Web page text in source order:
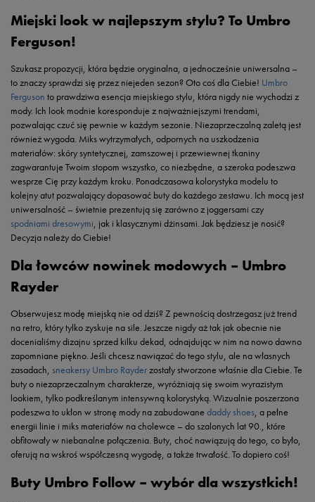
Miejski look w najlepszym stylu? To Umbro
Ferguson!
Szukasz propozycji, która będzie oryginalna, a jednocześnie uniwersalna –
to znaczy sprawdzi się przez niejeden sezon? Oto coś dla Ciebie! Umbro
Ferguson to prawdziwa esencja miejskiego stylu, która nigdy nie wychodzi z
mody. Ich look modnie koresponduje z najważniejszymi trendami,
pozwalając czuć się pewnie w każdym sezonie. Niezaprzeczalną zaletą jest
również wygoda. Miks wytrzymałych, odpornych na uszkodzenia
materiałów: skóry syntetycznej, zamszowej i przewiewnej tkaniny
zagwarantuje Twoim stopom wszystko, co niezbędne, a szeroka podeszwa
wesprze Cię przy każdym kroku. Ponadczasowa kolorystyka modelu to
kolejny atut pozwalający dopasować buty do każdego zestawu. Ich mocą jest
uniwersalność – świetnie prezentują się zarówno z joggersami czy
spodniami dresowymi, jak i klasycznymi dżinsami. Jak będziesz je nosić?
Decyzja należy do Ciebie!
Dla łowców nowinek modowych – Umbro
Rayder
Obserwujesz modę miejską nie od dziś? Z pewnością dostrzegasz już trend
na retro, który tylko zyskuje na sile. Jeszcze nigdy aż tak jak obecnie nie
docenialiśmy dizajnu sprzed kilku dekad, odnajdując w nim na nowo dawno
zapomniane piękno. Jeśli chcesz nawiązać do tego stylu, ale na własnych
zasadach, sneakersy Umbro Rayderzostały stworzone właśnie dla Ciebie. Te
buty o niezaprzeczalnym charakterze, wyróżniają się swoim wyrazistym
lookiem, tylko podkreślanym intensywną kolorystyką. Wizualnie poszerzona
podeszwa to ukłon w stronę mody na zabudowane daddy shoes, a pełne
energii linie i miks materiałów na cholewce – do szalonych lat 90., które
obfitowały w niebanalne połączenia. Buty, choć nawiązują do tego, co było,
oferują na wskroś współczesną wygodę, a także trwałość. To dopiero coś!
Buty Umbro Follow – wybór dla wszystkich!